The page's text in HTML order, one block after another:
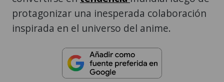
protagonizar una inesperada colaboración
inspirada en el universo del anime.